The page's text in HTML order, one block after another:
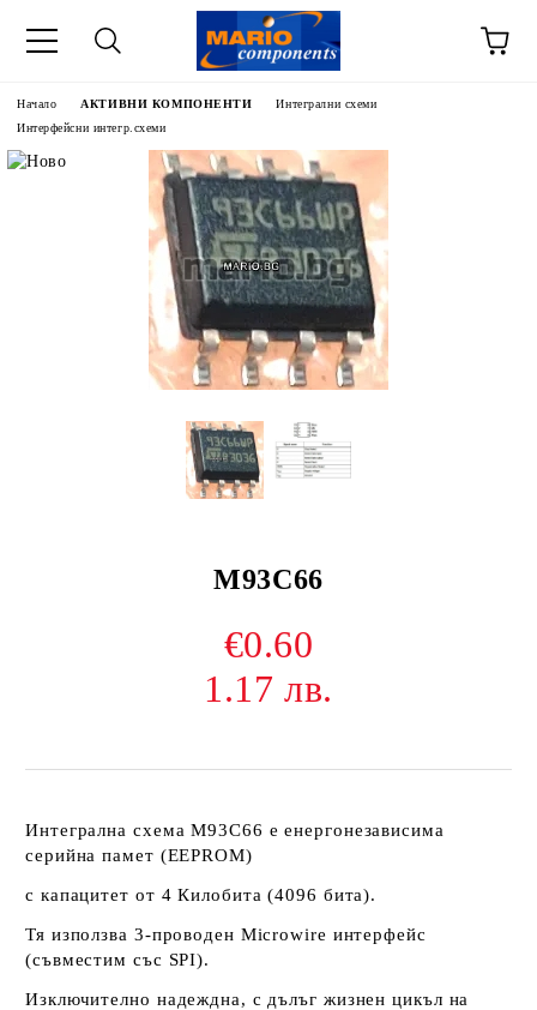
Начало АКТИВНИ КОМПОНЕНТИ
Интегрални схеми
Интерфейсни интегр.схеми
M93C66
€0.60
1.17 лв.
Интегрална схема M93C66 е енергонезависима
серийна памет (EEPROM)
с капацитет от 4 Килобита (4096 бита).
Тя използва 3-проводен Microwire интерфейс
(съвместим със SPI).
Изключително надеждна, с дълъг жизнен цикъл на